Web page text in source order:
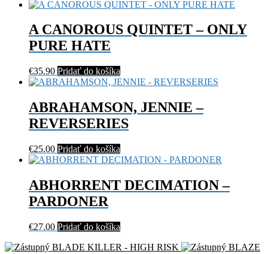
A CANOROUS QUINTET – ONLY
PURE HATE
€35.90 Pridať do košíka
ABRAHAMSON, JENNIE –
REVERSERIES
€25.00 Pridať do košíka
ABHORRENT DECIMATION –
PARDONER
€27.00 Pridať do košíka
BLADE KILLER - HIGH RISK
BLAZE